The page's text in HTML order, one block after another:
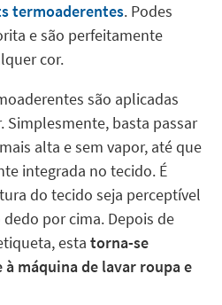
termoaderentes. Podes
e são perfeitamente
cor.
são aplicadas
Simplesmente, basta passar
alta e sem vapor, até que
integrada no tecido. É
do tecido seja perceptível
por cima. Depois de
esta torna-se
máquina de lavar roupa e